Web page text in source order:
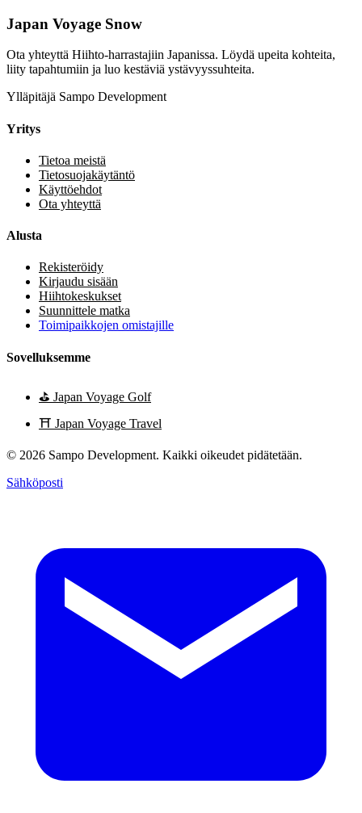
Japan Voyage Snow
Ota yhteyttä Hiihto-harrastajiin Japanissa. Löydä upeita kohteita,
liity tapahtumiin ja luo kestäviä ystävyyssuhteita.
Ylläpitäjä Sampo Development
Yritys
Tietoa meistä
Tietosuojakäytäntö
Käyttöehdot
Ota yhteyttä
Alusta
Rekisteröidy
Kirjaudu sisään
Hiihtokeskukset
Suunnittele matka
Toimipaikkojen omistajille
Sovelluksemme
⛳ Japan Voyage Golf
⛩️ Japan Voyage Travel
© 2026 Sampo Development. Kaikki oikeudet pidätetään.
Sähköposti